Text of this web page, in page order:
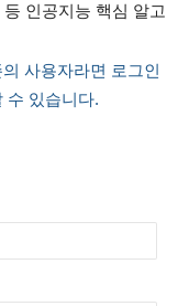
인공지능 핵심 알고
사용자라면 로그인
수 있습니다.